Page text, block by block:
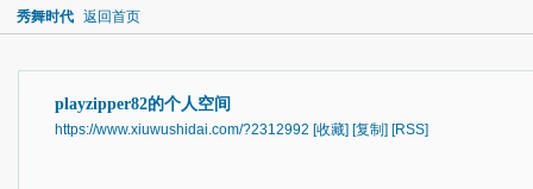
秀舞时代 返回首页
playzipper82的个人空间
https://www.xiuwushidai.com/?2312992 [收藏] [复制] [RSS]